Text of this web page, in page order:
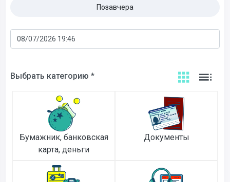
Позавчера
Выбрать категорию *
Бумажник, банковская
карта, деньги
Документы